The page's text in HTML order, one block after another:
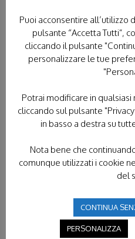
16 Dicembre 2020 -
VERSO IL NATALE. “E TI
novena proposta
propria storia personale,
Puoi acconsentire all’utilizzo
pulsante “Accetta Tutti”,
cliccando il pulsante
personalizzare le tue
Potrai modificare in
cliccando sul pulsante
in basso a destra su
Nota bene che
comunque utilizzati i cookie
del
CONTINUA
PERSONALIZZA